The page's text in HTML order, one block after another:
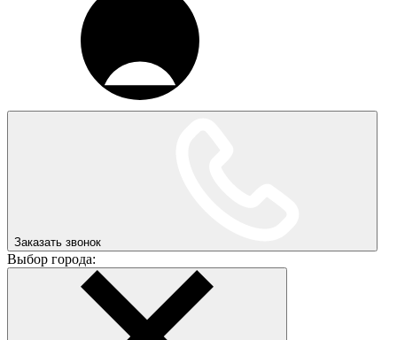
Заказать звонок
Выбор города: